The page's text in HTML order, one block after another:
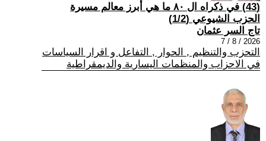
(43) في ذكراه ال ٨٠ ما هي أبرز معالم مسيرة
الحزب الشيوعي (1/2)
تاج السر عثمان
2026 / 8 / 7
التحزب والتنظيم , الحوار , التفاعل و اقرار السياسات
في الاحزاب والمنظمات اليسارية والديمقراطية